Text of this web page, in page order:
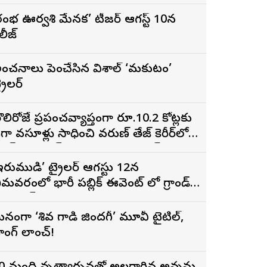
ఊర్వశి మేనక’ టీజర్ ఆగస్ట్ 10న
పెంచేసిన విశాల్ ‘మకుటం’
ప్రపంచవ్యాప్తంగా రూ.10.2 కోట్లకు
వసూళ్లు సాధించి వరుణ్ తేజ్ కెరీర్‌లోనే
ట్రైలర్ ఆగస్టు 12న
భారీ పబ్లిక్ ఈవెంట్ లో గ్రాండ్
‘శివ గాడి జింద‌గీ’ మూవీ టైటిల్,
లాంచ్!